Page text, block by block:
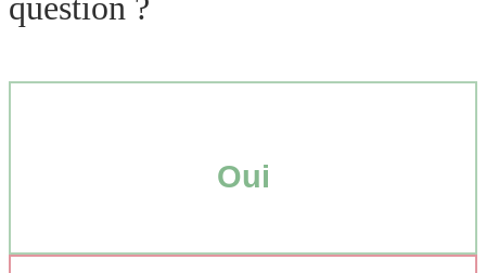
question ?
Oui